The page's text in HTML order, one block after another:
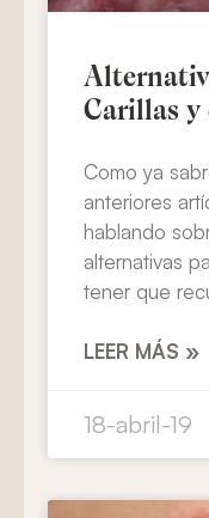
Carillas y
Como ya
anteriores
hablando
alternativas
tener que
LEER MÁS »
18-abril-19